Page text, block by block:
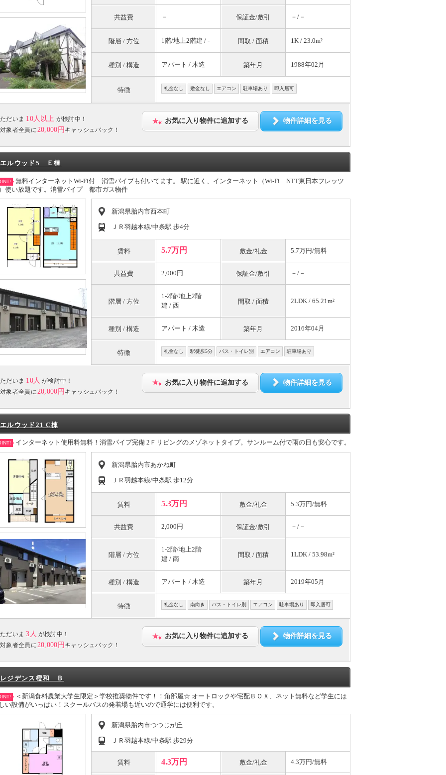
共益費 － 保証金/敷引 －/－
階層 / 方位 1階/地上2階建 / - 間取 / 面積 1K / 23.0m²
種別 / 構造 アパート / 木造 築年月 1988年02月
特徴 礼金なし 敷金なし エアコン 駐車場あり 即入居可
ただいま 10人以上 が検討中！
対象者全員に20,000円 キャッシュバック！
お気に入り物件に追加する 物件詳細を見る
エルウッド5 Ｅ棟
無料インターネットWi-Fi付 消雪パイプも付いてます。 駅に近く、インターネット（Wi-Fi NTT東日本フレッツ
使い放題です。消雪パイプ 都市ガス物件
新潟県胎内市西本町
ＪＲ羽越本線/中条駅 歩4分
賃料 5.7万円 敷金/礼金 5.7万円/無料
共益費 2,000円 保証金/敷引 －/－
階層 / 方位
1-2階/地上2階
建 / 西
間取 / 面積 2LDK / 65.21m²
種別 / 構造 アパート / 木造 築年月 2016年04月
特徴 礼金なし 駅徒歩5分 バス・トイレ別 エアコン 駐車場あり
ただいま 10人 が検討中！
対象者全員に 20,000円 キャッシュバック！
お気に入り物件に追加する 物件詳細を見る
エルウッド21 C棟
インターネット使用料無料！消雪パイプ完備 2Ｆリビングのメゾネットタイプ。サンルーム付で雨の日も安心です。
新潟県胎内市あかね町
ＪＲ羽越本線/中条駅 歩12分
賃料 5.3万円 敷金/礼金 5.3万円/無料
共益費 2,000円 保証金/敷引 －/－
階層 / 方位
1-2階/地上2階
建 / 南
間取 / 面積 1LDK / 53.98m²
種別 / 構造 アパート / 木造 築年月 2019年05月
特徴 礼金なし 南向き バス・トイレ別 エアコン 駐車場あり 即入居可
ただいま 3人 が検討中！
対象者全員に20,000円 キャッシュバック！
お気に入り物件に追加する 物件詳細を見る
レジデンス橙和 Ｂ
＜新潟食料農業大学生限定＞学校推奨物件です！！角部屋☆ オートロックや宅配ＢＯＸ、ネット無料など学生には
い設備がいっぱい！スクールバスの発着場も近いので通学には便利です。
新潟県胎内市つつじが丘
ＪＲ羽越本線/中条駅 歩29分
賃料 4.3万円 敷金/礼金 4.3万円/無料